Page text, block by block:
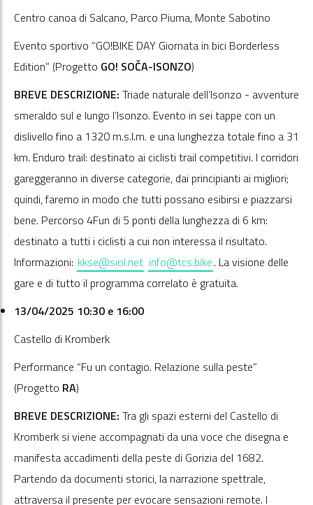
Centro canoa di Salcano, Parco Piuma, Monte Sabotino
Evento sportivo “GO!BIKE DAY Giornata in bici Borderless
Edition” (Progetto GO! SOČA-ISONZO)
BREVE DESCRIZIONE: Triade naturale dell’Isonzo - avventure
smeraldo sul e lungo l’Isonzo. Evento in sei tappe con un
dislivello fino a 1320 m.s.l.m. e una lunghezza totale fino a 31
km. Enduro trail: destinato ai ciclisti trail competitivi. I corridori
gareggeranno in diverse categorie, dai principianti ai migliori;
quindi, faremo in modo che tutti possano esibirsi e piazzarsi
bene. Percorso 4Fun di 5 ponti della lunghezza di 6 km:
destinato a tutti i ciclisti a cui non interessa il risultato.
Informazioni: kkse@siol.net info@tcs.bike. La visione delle
gare e di tutto il programma correlato è gratuita.
13/04/2025 10:30 e 16:00
Castello di Kromberk
Performance “Fu un contagio. Relazione sulla peste”
(Progetto RA)
BREVE DESCRIZIONE: Tra gli spazi esterni del Castello di
Kromberk si viene accompagnati da una voce che disegna e
manifesta accadimenti della peste di Gorizia del 1682.
Partendo da documenti storici, la narrazione spettrale,
attraversa il presente per evocare sensazioni remote. I